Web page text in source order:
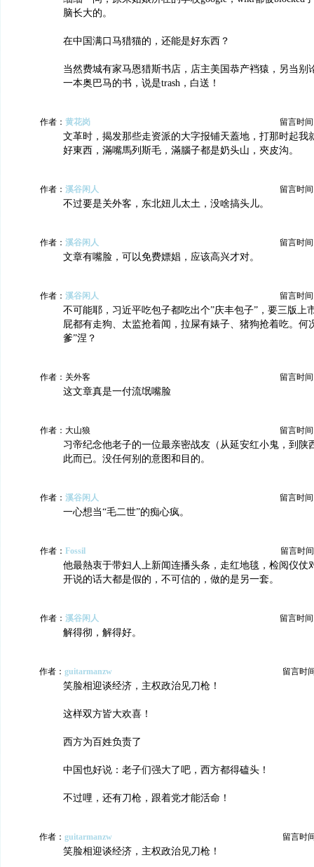
脑长大的。
在中国满口马猎猫的，还能是好东西？
当然费城有家马恩猎斯书店，店主美国恭产裆猿，另当
一本奥巴马的书，说是trash，白送！
作者： 黄花岗 留言时间
文革时，揭发那些走资派的大字报铺天蓋地，打那时起我
好東西，滿嘴馬列斯毛，滿腦子都是奶头山，夾皮沟。
作者： 溪谷闲人 留言时间
不过要是关外客，东北妞儿太土，没啥搞头儿。
作者： 溪谷闲人 留言时间
文章有嘴脸，可以免费嫖娼，应该高兴才对。
作者： 溪谷闲人 留言时间
不可能耶，习近平吃包子都吃出个”庆丰包子”，要三版上
屁都有走狗、太监抢着闻，拉屎有婊子、猪狗抢着吃。何
爹”涅？
作者：关外客 留言时间
这文章真是一付流氓嘴脸
作者：大山狼 留言时间
习帝纪念他老子的一位最亲密战友（从延安红小鬼，到陕
此而已。没任何别的意图和目的。
作者： 溪谷闲人 留言时间
一心想当“毛二世”的痴心疯。
作者： Fossil 留言时
他最熱衷于带妇人上新闻连播头条，走红地毯，检阅仪仗
开说的话大都是假的，不可信的，做的是另一套。
作者： 溪谷闲人 留言时间
解得彻，解得好。
作者： guitarmanzw 留言时
笑脸相迎谈经济，主权政治见刀枪！
这样双方皆大欢喜！
西方为百姓负责了
中国也好说：老子们强大了吧，西方都得磕头！
不过哩，还有刀枪，跟着党才能活命！
作者： guitarmanzw 留言时
笑脸相迎谈经济，主权政治见刀枪！